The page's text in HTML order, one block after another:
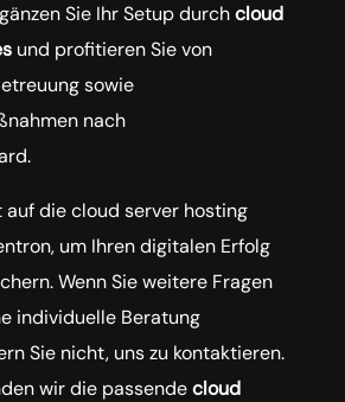
Sie Ihr Setup durchcloud
und profitieren Sie von
sowie
nach
auf die cloud server hosting
um Ihren digitalen Erfolg
Wenn Sie weitere Fragen
individuelle Beratung
Sie nicht, uns zu kontaktieren.
wir die passendecloud